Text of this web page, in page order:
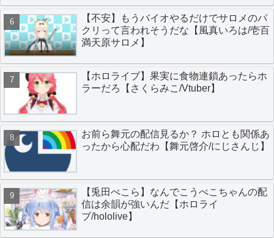
【不安】もうバイオやるだけでサロメのパ
クリって言われそうだな【風真いろは/壱百
満天原サロメ】
【ホロライブ】果実に食物連鎖あったらホ
ラーだろ【さくらみこ/Vtuber】
お前ら舞元の配信見るか？ ホロとも関係あ
ったから心配だわ【舞元啓介/にじさんじ】
【兎田ぺこら】なんでこうぺこちゃんの配
信は余韻が強いんだ【ホロライ
ブ/hololive】